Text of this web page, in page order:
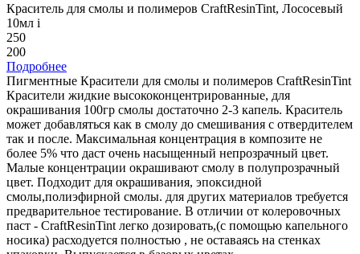
Краситель для смолы и полимеров CraftResinTint, Лососевый
10мл i
250
200
Подробнее
Пигментные Красители для смолы и полимеров CraftResinTint
Красители жидкие высококонцентрированные, для
окрашивания 100гр смолы достаточно 2-3 капель. Краситель
может добавляться как в смолу до смешивания с отвердителем
так и после. Максимальная концентрация в композите не
более 5% что даст очень насыщенный непрозрачный цвет.
Малые концентрации окрашивают смолу в полупрозрачный
цвет. Подходит для окрашивания, эпоксидной
смолы,полиэфирной смолы. для других материалов требуется
предварительное тестирование. В отличии от колеровочных
паст - CraftResinTint легко дозировать,(с помощью капельного
носика) расходуется полностью , не оставаясь на стенках